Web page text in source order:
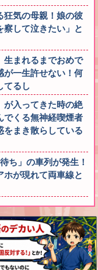
狂気の母親！娘の彼
察して泣きたい」と
生まれるまでおめで
が一生許せない！何
てるし
が入ってきた時の絶
くる無神経喫煙者
をまき散らしている
ち」の車列が発生！
ホが現れて両車線と